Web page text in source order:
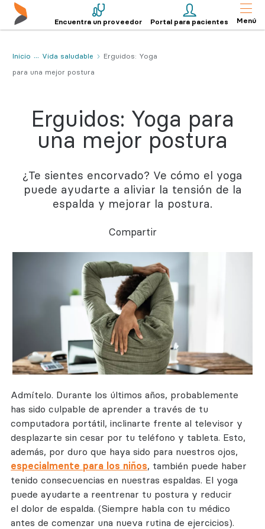
Encuentra un proveedor Portal para pacientes Menú
Inicio Vida saludable
Erguidos: Yoga
para una mejor postura
Erguidos: Yoga para
una mejor postura
¿Te sientes encorvado? Ve cómo el yoga
puede ayudarte a aliviar la tensión de la
espalda y mejorar la postura.
Compartir
Admítelo. Durante los últimos años, probablemente
has sido culpable de aprender a través de tu
computadora portátil, inclinarte frente al televisor y
desplazarte sin cesar por tu teléfono y tableta. Esto,
además, por duro que haya sido para nuestros ojos,
especialmente para los niños, también puede haber
tenido consecuencias en nuestras espaldas. El yoga
puede ayudarte a reentrenar tu postura y reducir
el dolor de espalda. (Siempre habla con tu médico
antes de comenzar una nueva rutina de ejercicios).